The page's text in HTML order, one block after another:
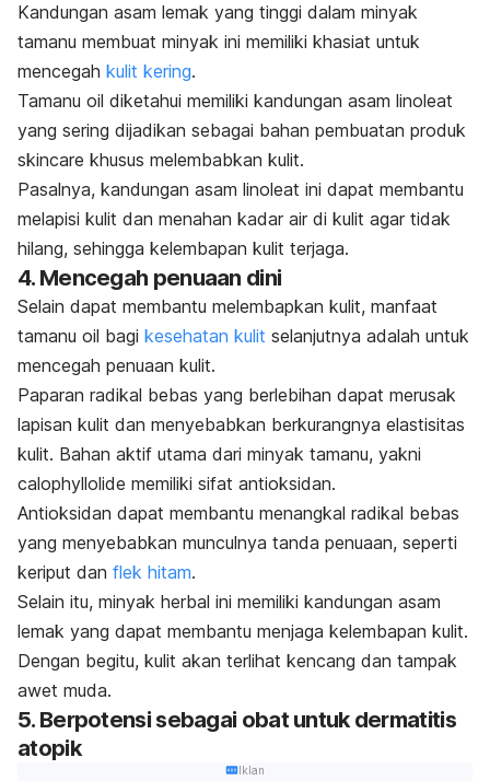
Kandungan asam lemak yang tinggi dalam minyak
tamanu membuat minyak ini memiliki khasiat untuk
mencegah kulit kering.
Tamanu oil diketahui memiliki kandungan asam linoleat
yang sering dijadikan sebagai bahan pembuatan produk
skincare khusus melembabkan kulit.
Pasalnya, kandungan asam linoleat ini dapat membantu
melapisi kulit dan menahan kadar air di kulit agar tidak
hilang, sehingga kelembapan kulit terjaga.
4. Mencegah penuaan dini
Selain dapat membantu melembapkan kulit, manfaat
tamanu oil bagi kesehatan kulit selanjutnya adalah untuk
mencegah penuaan kulit.
Paparan radikal bebas yang berlebihan dapat merusak
lapisan kulit dan menyebabkan berkurangnya elastisitas
kulit. Bahan aktif utama dari minyak tamanu, yakni
calophyllolide memiliki sifat antioksidan.
Antioksidan dapat membantu menangkal radikal bebas
yang menyebabkan munculnya tanda penuaan, seperti
keriput dan flek hitam.
Selain itu, minyak herbal ini memiliki kandungan asam
lemak yang dapat membantu menjaga kelembapan kulit.
Dengan begitu, kulit akan terlihat kencang dan tampak
awet muda.
5. Berpotensi sebagai obat untuk dermatitis
atopik
Iklan